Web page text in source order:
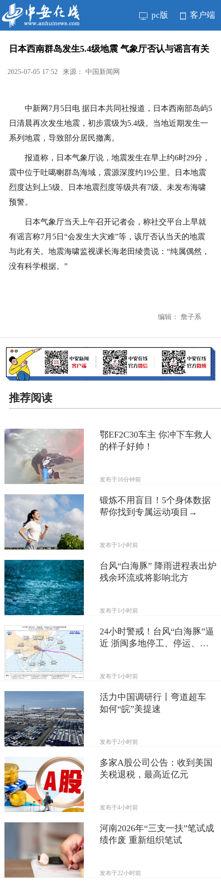
pc版 客户端
日本西南群岛发生5.4级地震 气象厅否认与谣言有关
2025-07-05 17:52 来源： 中国新闻网
中新网7月5日电 据日本共同社报道，日本西南部岛屿5
日清晨再次发生地震，初步震级为5.4级。当地近期发生一
系列地震，导致部分居民撤离。
报道称，日本气象厅说，地震发生在早上约6时29分，
震中位于吐噶喇群岛海域，震源深度约19公里。日本地震
烈度达到上5级。日本地震烈度等级共有7级。未发布海啸
预警。
日本气象厅当天上午召开记者会，称社交平台上早就
有谣言称7月5日“会发生大灾难”等，该厅否认当天的地震
与此有关。地震海啸监视课长海老田绫贵说：“纯属偶然，
没有科学根据。”
编辑： 詹子系
推荐阅读
鄂EF2C30车主 你冲下车救人
的样子好帅！
发布于16分钟前
锻炼不用盲目！5个身体数据
帮你找到专属运动项目→
发布于1小时前
台风“白海豚” 降雨进程表出炉
残余环流或将影响北方
发布于1小时前
24小时警戒！台风“白海豚”逼
近 浙闽多地停工、停运、停
发布于1小时前
活力中国调研行丨弯道超车
如何“皖”美提速
发布于2小时前
多家A股公司公告：收到美国
关税退税，最高近亿元
发布于4小时前
河南2026年“三支一扶”笔试成
绩作废 重新组织笔试
发布于22小时前